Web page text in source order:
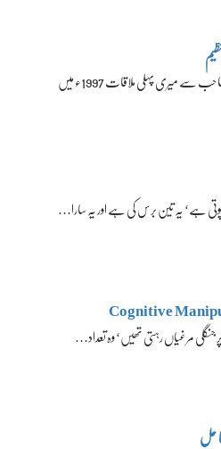
امیرالعظیم صاحب سے میری پہلی ملاقات 1997ء میں
ہے‘ یہ تین برس کی ہے اور یہ سارا…
Cognitive
مرغیاں رہتی تھیں‘ وہ تعداد…
حل